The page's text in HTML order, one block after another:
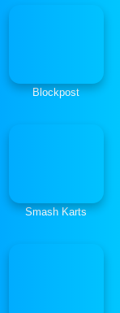
Blockpost
Smash Karts